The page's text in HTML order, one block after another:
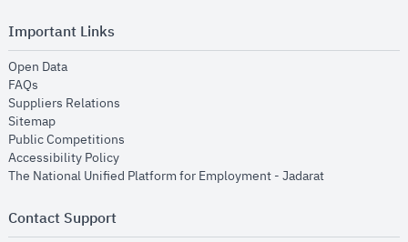
Important Links
Open Dataopens in new window
FAQs
Suppliers Relations
Sitemapopens in new window
Public Competitions
Accessibility Policyopens in new window
The National Unified Platform for Employment - Jadaratopens in new
Contact Support